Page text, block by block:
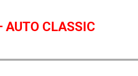
AUTO CLASSIC